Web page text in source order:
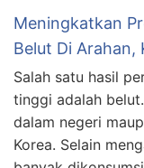
Meningkatkan
Belut Di Arahan,
Salah satu hasil
tinggi adalah
dalam negeri
Korea. Selain